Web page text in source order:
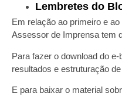
Lembretes do
Em relação ao primeiro e
Assessor de Imprensa tem
Para fazer o download do
resultados e estruturação
E para baixar o material